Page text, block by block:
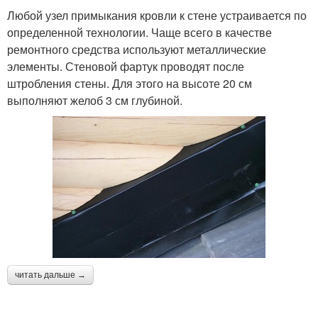
Любой узел примыкания кровли к стене устраивается по
определенной технологии. Чаще всего в качестве
ремонтного средства используют металлические
элементы. Стеновой фартук проводят после
штробления стены. Для этого на высоте 20 см
выполняют желоб 3 см глубиной.
читать дальше →